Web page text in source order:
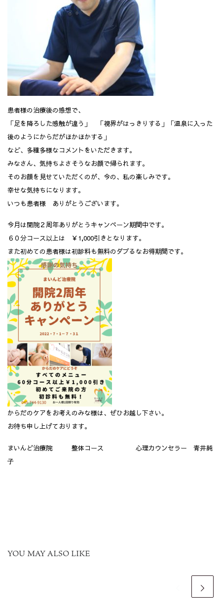
患者様の治療後の感想で、
「足を降ろした感触が違う」 「視界がはっきりする」「温泉に入った
後のようにからだがほかほかする」
など、多種多様なコメントをいただきます。
みなさん、気持ちよさそうなお顔で帰られます。
そのお顔を見せていただくのが、今の、私の楽しみです。
幸せな気持ちになります。
いつも患者様 ありがとうございます。
今月は開院２周年ありがとうキャンペーン期間中です。
６０分コース以上は ￥1,000引きとなります。
また初めての患者様は初診料も無料のダブるなお得期間です。
からだのケアをお考えのみな様は、ぜひお越し下さい。
お待ち申し上げております。
まいんど治療院 整体コース 心理カウンセラー 青井純
子
YOU MAY ALSO LIKE